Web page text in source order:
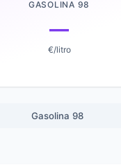
GASOLINA 98
—
€/litro
Gasolina 98